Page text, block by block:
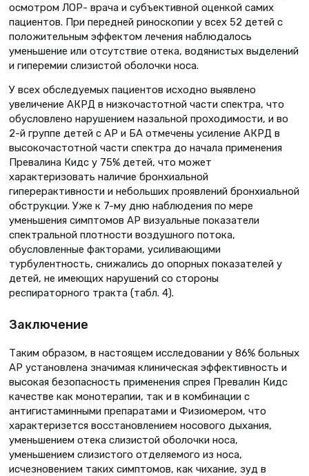
осмотром ЛОР- врача и субъективной оценкой самих
пациентов. При передней риноскопии у всех 52 детей с
положительным эффектом лечения наблюдалось
уменьшение или отсутствие отека, водянистых выделений
и гиперемии слизистой оболочки носа.
У всех обследуемых пациентов исходно выявлено
увеличение АКРД в низкочастотной части спектра, что
обусловлено нарушением назальной проходимости, и во
2-й группе детей с АР и БА отмечены усиление АКРД в
высокочастотной части спектра до начала применения
Превалина Кидс у 75% детей, что может
характеризовать наличие бронхиальной
гиперерактивности и небольших проявлений бронхиальной
обструкции. Уже к 7-му дню наблюдения по мере
уменьшения симптомов АР визуальные показатели
спектральной плотности воздушного потока,
обусловленные факторами, усиливающими
турбулентность, снижались до опорных показателей у
детей, не имеющих нарушений со стороны
респираторного тракта (табл. 4).
Заключение
Таким образом, в настоящем исследовании у 86% больных
АР установлена значимая клиническая эффективность и
высокая безопасность применения спрея Превалин Кидс
качестве как монотерапии, так и в комбинации с
антигистаминными препаратами и Физиомером, что
характеризется восстановлением носового дыхания,
уменьшением отека слизистой оболочки носа,
уменьшением слизистого отделяемого из носа,
исчезновением таких симптомов, как чихание, зуд в